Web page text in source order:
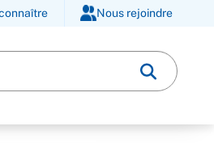
Nous rejoindre